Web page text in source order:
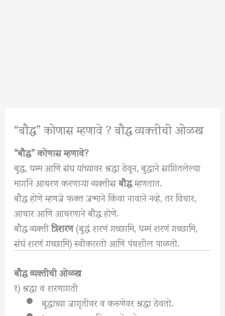
“बौद्ध” कोणास म्हणावे ? बौद्ध व्यक्तीची ओळख
“बौद्ध” कोणास म्हणावे?
बुद्ध, धम्म आणि संघ यांच्यावर श्रद्धा ठेवून, बुद्धाने सांगितलेल्या
मार्गाने आचरण करणाऱ्या व्यक्तीसबौद्धम्हणतात.
बौद्ध होणे म्हणजे फक्त जन्माने किंवा नावाने नव्हे, तर विचार,
आचार आणि आचरणाने बौद्ध होणे.
बौद्ध व्यक्तीत्रिशरण(बुद्धं शरणं गच्छामि, धम्मं शरणं गच्छामि,
संघं शरणं गच्छामि) स्वीकारतो आणि पंचशील पाळतो.
बौद्ध व्यक्तीची ओळख
१) श्रद्धा व शरणागती
बुद्धाच्या जागृतीवर व करुणेवर श्रद्धा ठेवतो.